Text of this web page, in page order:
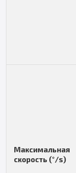
Максимальная
скорость (°/s)